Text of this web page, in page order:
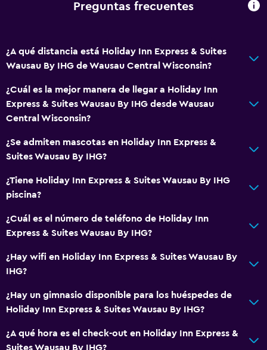
Preguntas frecuentes
¿A qué distancia está Holiday Inn Express & Suites
Wausau By IHG de Wausau Central Wisconsin?
¿Cuál es la mejor manera de llegar a Holiday Inn
Express & Suites Wausau By IHG desde Wausau
Central Wisconsin?
¿Se admiten mascotas en Holiday Inn Express &
Suites Wausau By IHG?
¿Tiene Holiday Inn Express & Suites Wausau By IHG
piscina?
¿Cuál es el número de teléfono de Holiday Inn
Express & Suites Wausau By IHG?
¿Hay wifi en Holiday Inn Express & Suites Wausau By
IHG?
¿Hay un gimnasio disponible para los huéspedes de
Holiday Inn Express & Suites Wausau By IHG?
¿A qué hora es el check-out en Holiday Inn Express &
Suites Wausau By IHG?